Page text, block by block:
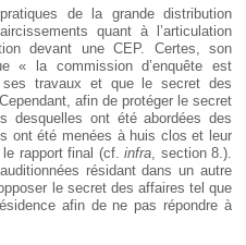
de la grande distribution
quant à l’articulation
devant une CEP. Certes, son
« la commission d’enquête est
ses travaux et que le secret des
afin de protéger le secret
desquelles ont été abordées des
ont été menées à huis clos et leur
rapport final (cf. infra, section 8.).
résidant dans un autre
le secret des affaires tel que
afin de ne pas répondre à